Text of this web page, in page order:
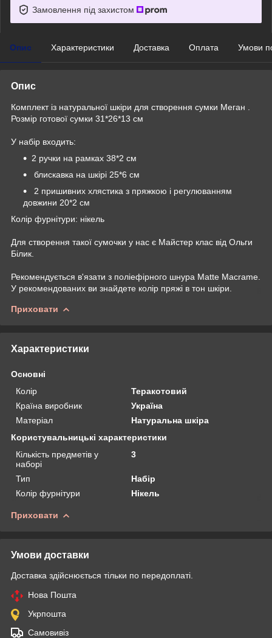
Замовлення під захистом
Опис Характеристики Доставка Оплата Умови
Опис
Комплект із натуральної шкіри для створення сумки Меган .
Розмір готової сумки 31*26*13 см
У набір входить:
2 ручки на рамках 38*2 см
блискавка на шкірі 25*6 см
2 пришивних хлястика з пряжкою і регулюванням
довжини 20*2 см
Колір фурнітури: нікель
Для створення такої сумочки у нас є Майстер клас від Ольги
Білик.
Рекомендується в'язати з поліефірного шнура Matte Macrame.
У рекомендованих ви знайдете колір пряжі в тон шкіри.
Приховати
Характеристики
Основні
Колір
Теракотовий
Країна виробник
Україна
Матеріал
Натуральна шкіра
Користувальницькі характеристики
Кількість предметів у
наборі
3
Тип
Набір
Колір фурнітури
Нікель
Приховати
Умови доставки
Доставка здійснюється тільки по передоплаті.
Нова Пошта
Укрпошта
Самовивіз